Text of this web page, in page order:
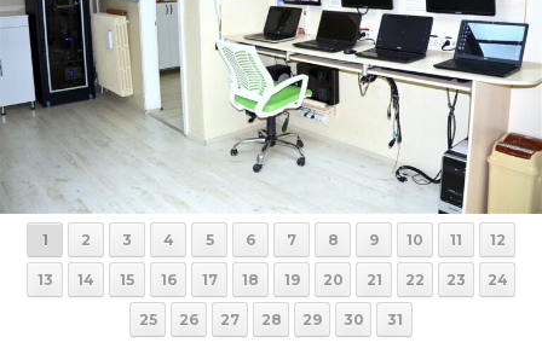
1 2 3 4 5 6 7 8 9 10 11 12
13 14 15 16 17 18 19 20 21 22 23 24
25 26 27 28 29 30 31